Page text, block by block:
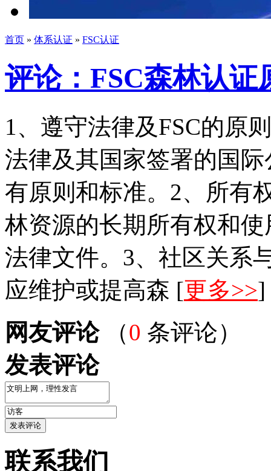
首页 » 体系认证 » FSC认证
评论：FSC森林认证
1、遵守法律及FSC的原
法律及其国家签署的国
有原则和标准。2、所有
林资源的长期所有权和
法律文件。3、社区关系
应维护或提高森 [更多>>]
网友评论（0 条评论）
发表评论
联系我们